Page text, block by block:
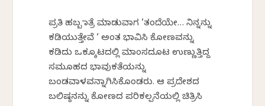
ಪ್ರತಿ ಹಬ್ಬ ಜಾತ್ರೆ ಮಾಡುವಾಗ ‘ತಂದೆಯೇ… ನಿನ್ನನ್ನು
ಕಡಿಯುತ್ತೇವೆ ‘ ಅಂತ ಭಾವಿಸಿ ಕೋಣವನ್ನು
ಕಡಿದು ಒಕ್ಕೂಟದಲ್ಲಿ ಮಾಂಸದೂಟ ಉಣ್ಣುತ್ತಿದ್ದ
ಸಮೂಹದ ಭಾವುಕತೆಯನ್ನು
ಬಂಡವಾಳವನ್ನಾಗಿಸಿಕೊಂಡರು. ಆ ಪ್ರದೇಶದ
ಬಲಿಷ್ಠನನ್ನು ಕೋಣದ ಪರಿಕಲ್ಪನೆಯಲ್ಲಿ ಚಿತ್ರಿಸಿ